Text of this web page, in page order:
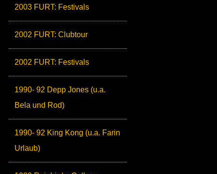
2003 FURT: Festivals
2002 FURT: Clubtour
2002 FURT: Festivals
1990- 92 Depp Jones (u.a.
Bela und Rod)
1990- 92 King Kong (u.a. Farin
Urlaub)